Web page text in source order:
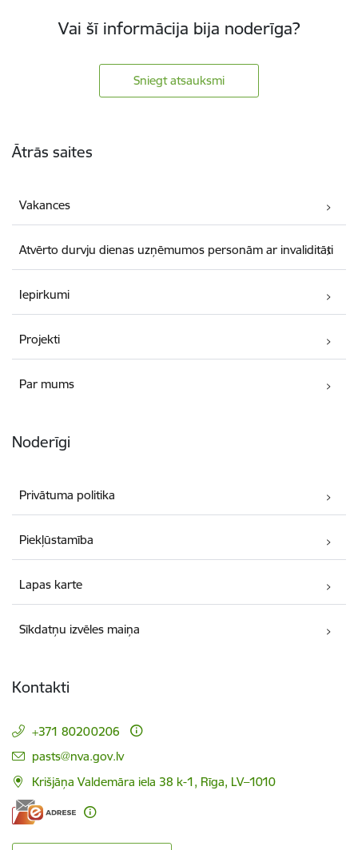
Vai šī informācija bija noderīga?
Sniegt atsauksmi
Ātrās saites
Vakances
Atvērto durvju dienas uzņēmumos personām ar invaliditāti
Iepirkumi
Projekti
Par mums
Noderīgi
Privātuma politika
Piekļūstamība
Lapas karte
Sīkdatņu izvēles maiņa
Kontakti
+371 80200206
E-pasts:
pasts@nva.gov.lv
Krišjāņa Valdemāra iela 38 k-1, Rīga, LV–1010